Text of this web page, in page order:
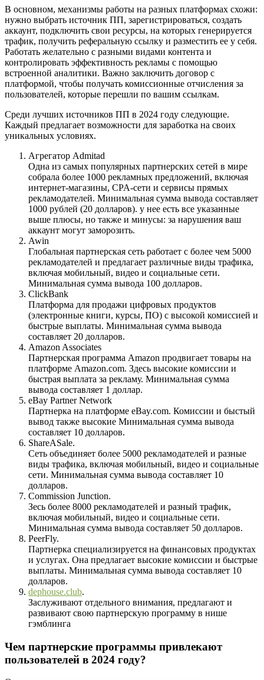
В основном, механизмы работы на разных платформах схожи:
нужно выбрать источник ПП, зарегистрироваться, создать
аккаунт, подключить свои ресурсы, на которых генерируется
трафик, получить реферальную ссылку и разместить ее у себя.
Работать желательно с разными видами контента и
контролировать эффективность рекламы с помощью
встроенной аналитики. Важно заключить договор с
платформой, чтобы получать комиссионные отчисления за
пользователей, которые перешли по вашим ссылкам.
Среди лучших источников ПП в 2024 году следующие.
Каждый предлагает возможности для заработка на своих
уникальных условиях.
Агрегатор Admitad
Одна из самых популярных партнерских сетей в мире
собрала более 1000 рекламных предложений, включая
интернет-магазины, CPA-сети и сервисы прямых
рекламодателей. Минимальная сумма вывода составляет
1000 рублей (20 долларов). у нее есть все указанные
выше плюсы, но также и минусы: за нарушения ваш
аккаунт могут заморозить.
Awin
Глобальная партнерская сеть работает с более чем 5000
рекламодателей и предлагает различные виды трафика,
включая мобильный, видео и социальные сети.
Минимальная сумма вывода 100 долларов.
ClickBank
Платформа для продажи цифровых продуктов
(электронные книги, курсы, ПО) с высокой комиссией и
быстрые выплаты. Минимальная сумма вывода
составляет 20 долларов.
Amazon Associates
Партнерская программа Amazon продвигает товары на
платформе Amazon.com. Здесь высокие комиссии и
быстрая выплата за рекламу. Минимальная сумма
вывода составляет 1 доллар.
eBay Partner Network
Партнерка на платформе eBay.com. Комиссии и быстый
вывод также высокие Минимальная сумма вывода
составляет 10 долларов.
ShareASale.
Сеть объединяет более 5000 рекламодателей и разные
виды трафика, включая мобильный, видео и социальные
сети. Минимальная сумма вывода составляет 10
долларов.
Commission Junction.
Зесь более 8000 рекламодателей и разный трафик,
включая мобильный, видео и социальные сети.
Минимальная сумма вывода составляет 50 долларов.
PeerFly.
Партнерка специализируется на финансовых продуктах
и услугах. Она предлагает высокие комиссии и быстрые
выплаты. Минимальная сумма вывода составляет 10
долларов.
dephouse.club.
Заслуживают отдельного внимания, предлагают и
развивают свою партнерскую программу в нише
гэмблинга
Чем партнерские программы привлекают
пользователей в 2024 году?